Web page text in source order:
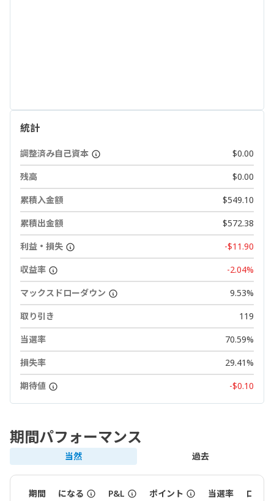
統計
調整済み自己資本
$0.00
残高
$0.00
累積入金額
$549.10
累積出金額
$572.38
利益・損失
-$11.90
収益率
-2.04%
マックスドローダウン
9.53%
取り引き
119
当選率
70.59%
損失率
29.41%
期待値
-$0.10
期間パフォーマンス
当然 過去
期間 になる P&L ポイント 当選率 ロット